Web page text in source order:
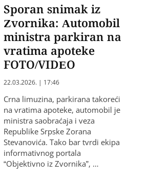
Sporan snimak iz
Zvornika: Automobil
ministra parkiran na
vratima apoteke
FOTO/VIDEO
22.03.2026. | 17:46
Crna limuzina, parkirana takoreći
na vratima apoteke, automobil je
ministra saobraćaja i veza
Republike Srpske Zorana
Stevanovića. Tako bar tvrdi ekipa
informativnog portala
“Objektivno iz Zvornika”, …